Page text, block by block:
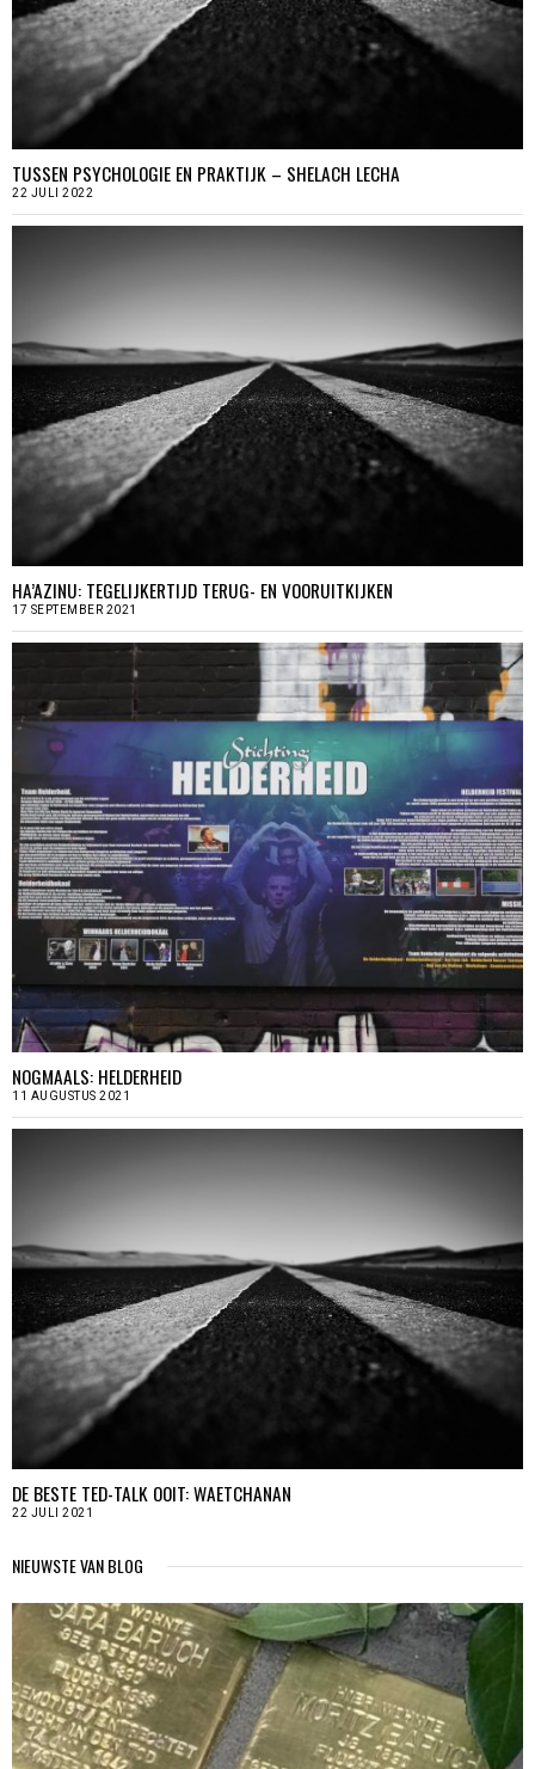
TUSSEN PSYCHOLOGIE EN PRAKTIJK – SHELACH LECHA
22 JULI 2022
HA’AZINU: TEGELIJKERTIJD TERUG- EN VOORUITKIJKEN
17 SEPTEMBER 2021
NOGMAALS: HELDERHEID
11 AUGUSTUS 2021
DE BESTE TED-TALK OOIT: WAETCHANAN
22 JULI 2021
NIEUWSTE VAN BLOG